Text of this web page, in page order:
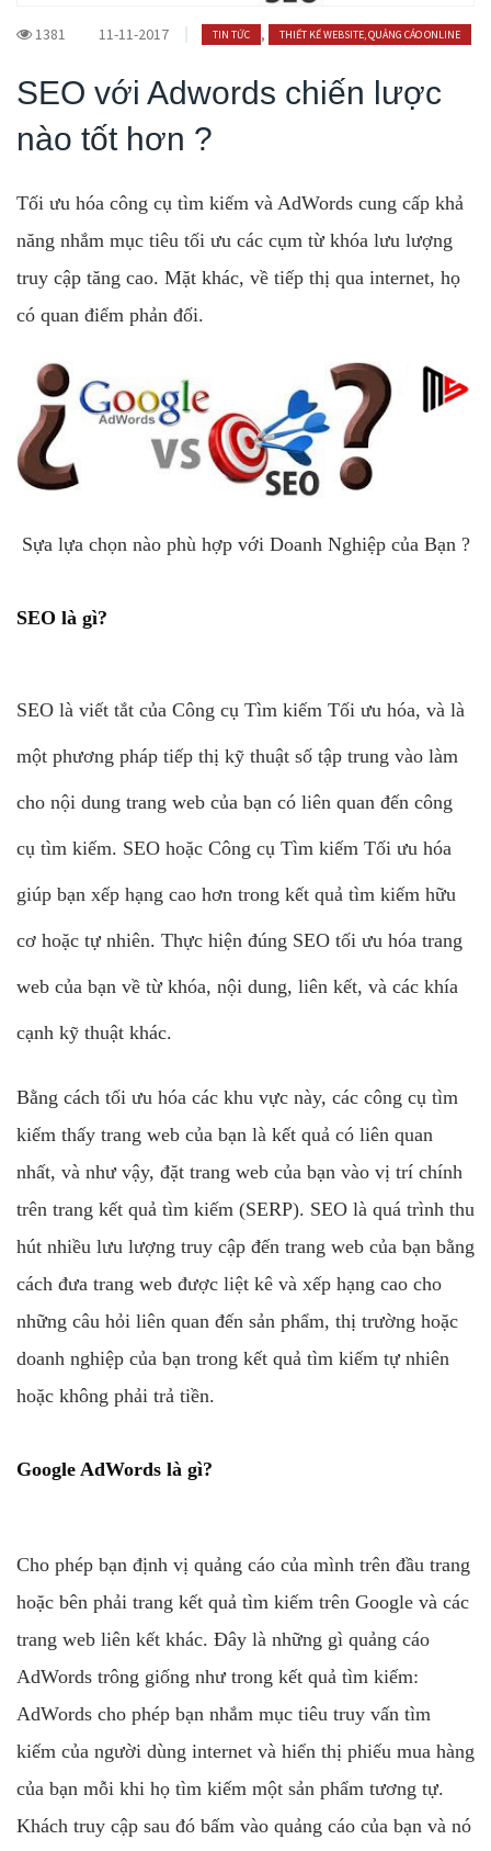
1381 11-11-2017 TIN TỨC , THIẾT KẾ WEBSITE, QUẢNG CÁO ONLINE
SEO với Adwords chiến lược
nào tốt hơn ?
Tối ưu hóa công cụ tìm kiếm và AdWords cung cấp khả
năng nhắm mục tiêu tối ưu các cụm từ khóa lưu lượng
truy cập tăng cao. Mặt khác, về tiếp thị qua internet, họ
có quan điểm phản đối.
Sựa lựa chọn nào phù hợp với Doanh Nghiệp của Bạn ?
SEO là gì?
SEO là viết tắt của Công cụ Tìm kiếm Tối ưu hóa, và là
một phương pháp tiếp thị kỹ thuật số tập trung vào làm
cho nội dung trang web của bạn có liên quan đến công
cụ tìm kiếm. SEO hoặc Công cụ Tìm kiếm Tối ưu hóa
giúp bạn xếp hạng cao hơn trong kết quả tìm kiếm hữu
cơ hoặc tự nhiên. Thực hiện đúng SEO tối ưu hóa trang
web của bạn về từ khóa, nội dung, liên kết, và các khía
cạnh kỹ thuật khác.
Bằng cách tối ưu hóa các khu vực này, các công cụ tìm
kiếm thấy trang web của bạn là kết quả có liên quan
nhất, và như vậy, đặt trang web của bạn vào vị trí chính
trên trang kết quả tìm kiếm (SERP). SEO là quá trình thu
hút nhiều lưu lượng truy cập đến trang web của bạn bằng
cách đưa trang web được liệt kê và xếp hạng cao cho
những câu hỏi liên quan đến sản phẩm, thị trường hoặc
doanh nghiệp của bạn trong kết quả tìm kiếm tự nhiên
hoặc không phải trả tiền.
Google AdWords là gì?
Cho phép bạn định vị quảng cáo của mình trên đầu trang
hoặc bên phải trang kết quả tìm kiếm trên Google và các
trang web liên kết khác. Đây là những gì quảng cáo
AdWords trông giống như trong kết quả tìm kiếm:
AdWords cho phép bạn nhắm mục tiêu truy vấn tìm
kiếm của người dùng internet và hiển thị phiếu mua hàng
của bạn mỗi khi họ tìm kiếm một sản phẩm tương tự.
Khách truy cập sau đó bấm vào quảng cáo của bạn và nó